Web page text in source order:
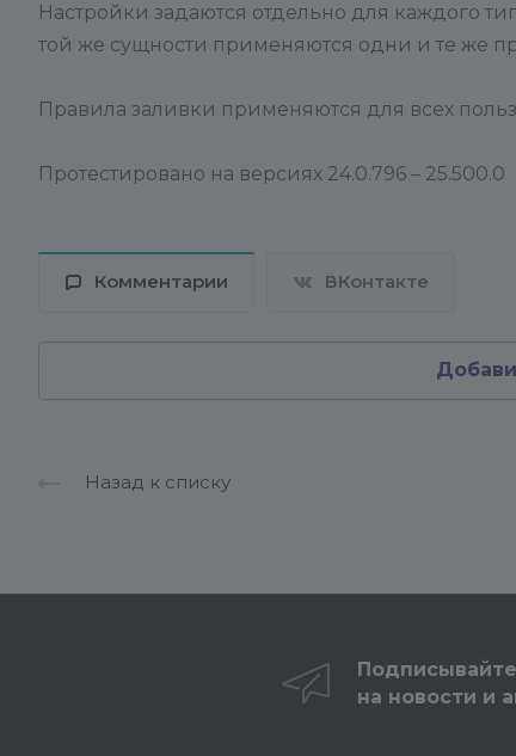
Настройки задаются отдельно для каждого
той же сущности применяются одни и те же
Правила заливки применяются для всех
Протестировано на версиях 24.0.796 – 25.500.0
Комментарии ВКонтакте
Назад к списку
на новости и